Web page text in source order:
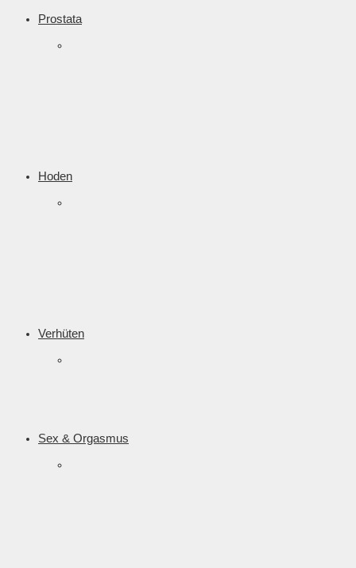
Prostata
Hoden
Verhüten
Sex & Orgasmus